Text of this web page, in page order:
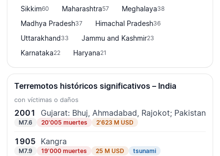
Sikkim60 Maharashtra57 Meghalaya38
Madhya Pradesh37 Himachal Pradesh36
Uttarakhand33 Jammu and Kashmir23
Karnataka22 Haryana21
Terremotos históricos significativos – India
con víctimas o daños
2001 Gujarat: Bhuj, Ahmadabad, Rajokot; Pakistan
M7.6 20'005 muertes 2'623 M USD
1905 Kangra
M7.9 19'000 muertes 25 M USD tsunami